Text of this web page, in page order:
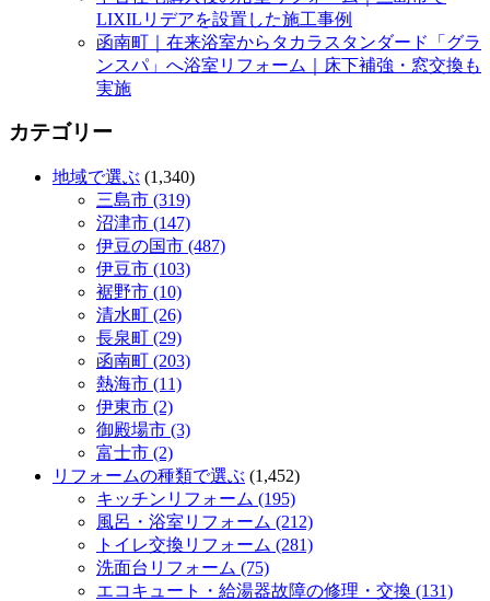
LIXILリデアを設置した施工事例
函南町｜在来浴室からタカラスタンダード「グラ
ンスパ」へ浴室リフォーム｜床下補強・窓交換も
実施
カテゴリー
地域で選ぶ (1,340)
三島市 (319)
沼津市 (147)
伊豆の国市 (487)
伊豆市 (103)
裾野市 (10)
清水町 (26)
長泉町 (29)
函南町 (203)
熱海市 (11)
伊東市 (2)
御殿場市 (3)
富士市 (2)
リフォームの種類で選ぶ (1,452)
キッチンリフォーム (195)
風呂・浴室リフォーム (212)
トイレ交換リフォーム (281)
洗面台リフォーム (75)
エコキュート・給湯器故障の修理・交換 (131)